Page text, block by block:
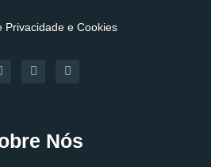
Privacidade e Cookies
Nós